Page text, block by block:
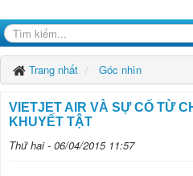
Trang nhất Góc nhìn
VIETJET AIR VÀ SỰ CỐ TỪ
KHUYẾT TẬT
Thứ hai - 06/04/2015 11:57